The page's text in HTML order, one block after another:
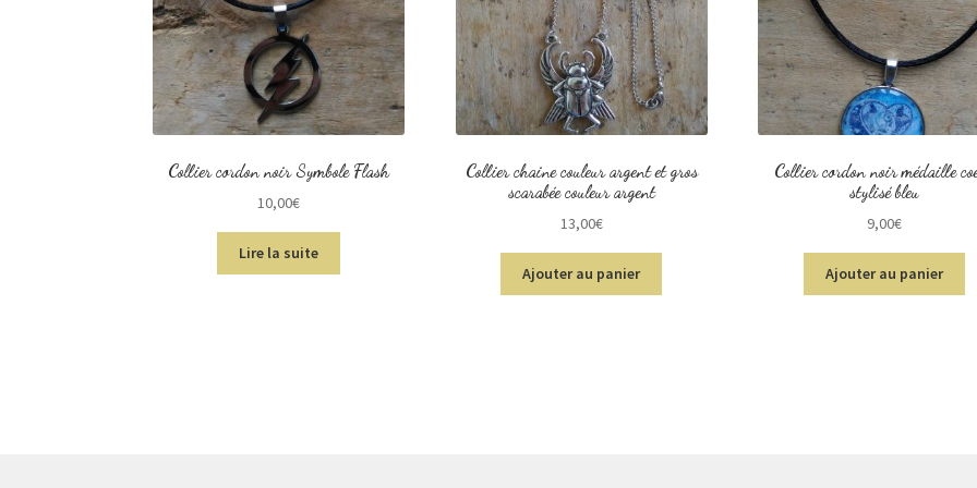
Collier cordon noir Symbole Flash
10,00€
Lire la suite
Collier chaine couleur argent et gros
scarabée couleur argent
13,00€
Ajouter au panier
Collier cordon noir médaille
stylisé bleu
9,00€
Ajouter au panier